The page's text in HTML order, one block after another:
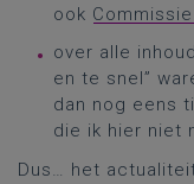
ook
over alle
en te snel”
dan nog eens
die ik hier niet
Dus… het